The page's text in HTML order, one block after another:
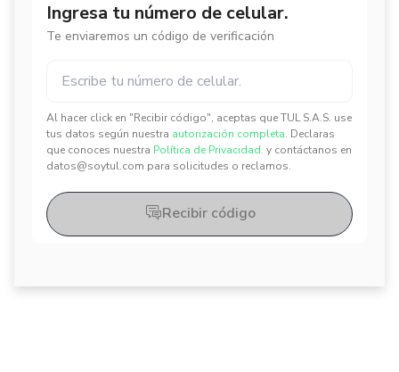
Ingresa tu número de celular.
Te enviaremos un código de verificación
Al hacer click en "Recibir código", aceptas que TUL S.A.S. use
tus datos según nuestra autorización completa. Declaras
que conoces nuestra Política de Privacidad. y contáctanos en
datos@soytul.com para solicitudes o reclamos.
✕
✕
Recibir código